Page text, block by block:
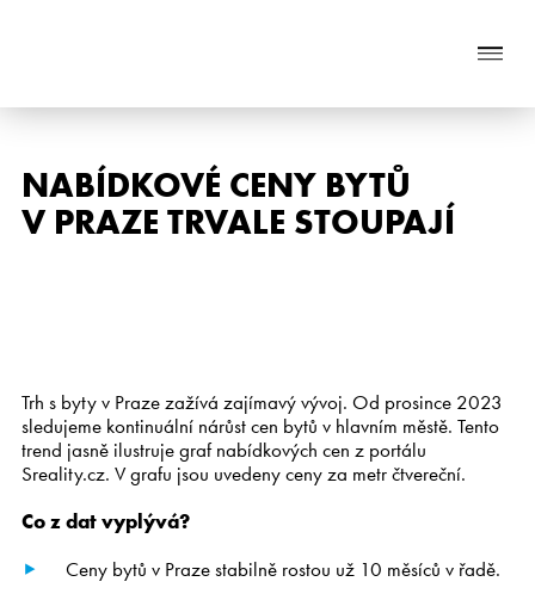
Naše služby
O nás
Aktuality
Chci prodat nemovitost
Kontakt
Kariéra
NABÍDKOVÉ CENY BYTŮ
V PRAZE TRVALE STOUPAJÍ
Trh s byty v Praze zažívá zajímavý vývoj. Od prosince 2023
sledujeme kontinuální nárůst cen bytů v hlavním městě. Tento
trend jasně ilustruje graf nabídkových cen z portálu
Sreality.cz. V grafu jsou uvedeny ceny za metr čtvereční.
Co z dat vyplývá?
Ceny bytů v Praze stabilně rostou už 10 měsíců v řadě.